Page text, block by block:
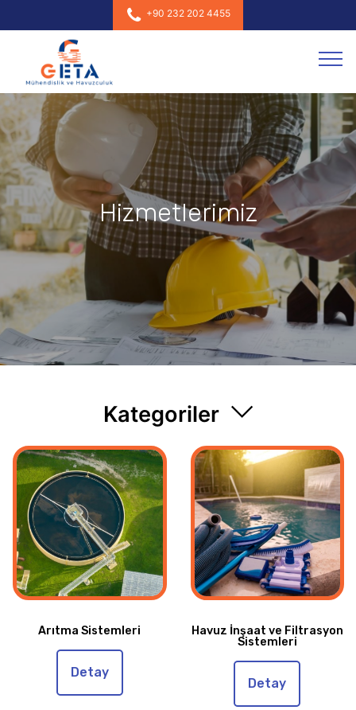
+90 232 202 4455
Hizmetlerimiz
Kategoriler
Arıtma Sistemleri
Detay
Havuz İnşaat ve Filtrasyon
Sistemleri
Detay